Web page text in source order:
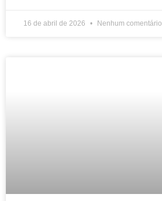
16 de abril de 2026 Nenhum comentário